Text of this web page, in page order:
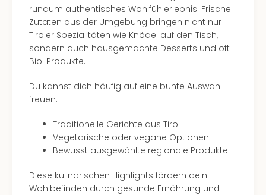
rundum authentisches Wohlfühlerlebnis. Frische
Zutaten aus der Umgebung bringen nicht nur
Tiroler Spezialitäten wie Knödel auf den Tisch,
sondern auch hausgemachte Desserts und oft
Bio-Produkte.
Du kannst dich häufig auf eine bunte Auswahl
freuen:
Traditionelle Gerichte aus Tirol
Vegetarische oder vegane Optionen
Bewusst ausgewählte regionale Produkte
Diese kulinarischen Highlights fördern dein
Wohlbefinden durch gesunde Ernährung und